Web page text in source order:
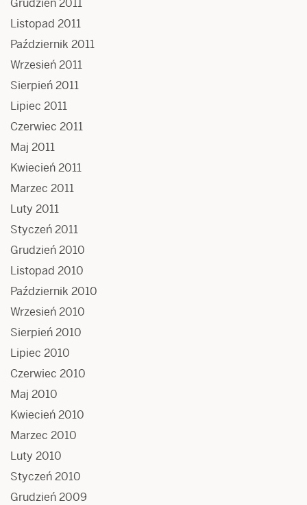
Listopad 2011
Październik 2011
Wrzesień 2011
Sierpień 2011
Lipiec 2011
Czerwiec 2011
Maj 2011
Kwiecień 2011
Marzec 2011
Luty 2011
Styczeń 2011
Grudzień 2010
Listopad 2010
Październik 2010
Wrzesień 2010
Sierpień 2010
Lipiec 2010
Czerwiec 2010
Maj 2010
Kwiecień 2010
Marzec 2010
Luty 2010
Styczeń 2010
Grudzień 2009